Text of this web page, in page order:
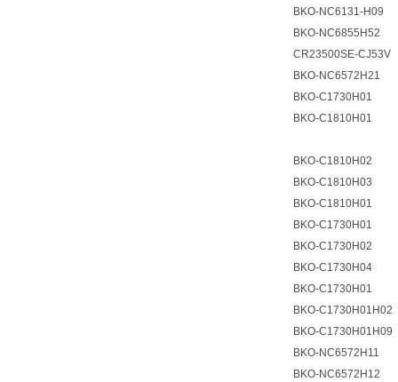
BKO-NC6131-H09
BKO-NC6855H52
CR23500SE-CJ53V
BKO-NC6572H21
BKO-C1730H01
BKO-C1810H01
BKO-C1810H02
BKO-C1810H03
BKO-C1810H01
BKO-C1730H01
BKO-C1730H02
BKO-C1730H04
BKO-C1730H01
BKO-C1730H01H02
BKO-C1730H01H09
BKO-NC6572H11
BKO-NC6572H12